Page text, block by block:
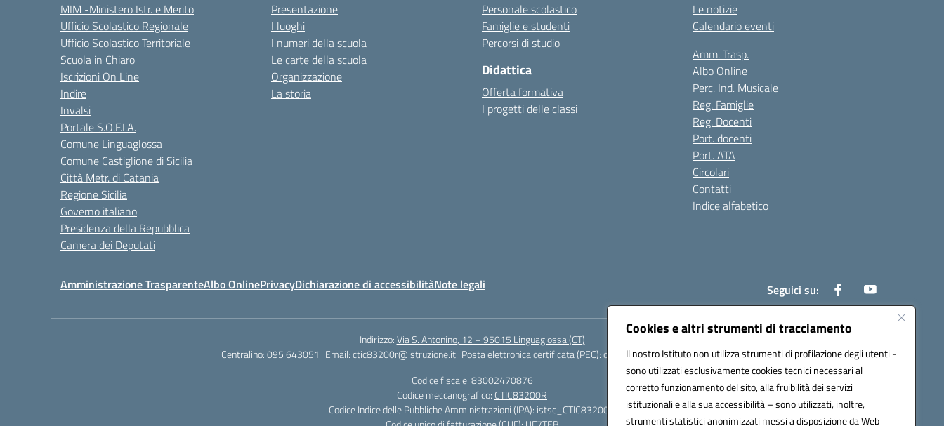
Cookies e altri strumenti di tracciamento
Il nostro Istituto non utilizza strumenti di profilazione degli utenti -
sono utilizzati esclusivamente cookies tecnici necessari al
corretto funzionamento del sito, alla fruibilità dei servizi
istituzionali e alla sua accessibilità – sono utilizzati, inoltre,
strumenti statistici anonimizzati messi a disposizione da Web
MIM -Ministero Istr. e Merito
Ufficio Scolastico Regionale
Ufficio Scolastico Territoriale
Scuola in Chiaro
Iscrizioni On Line
Indire
Invalsi
Portale S.O.F.I.A.
Comune Linguaglossa
Comune Castiglione di Sicilia
Città Metr. di Catania
Regione Sicilia
Governo italiano
Presidenza della Repubblica
Camera dei Deputati
Presentazione
I luoghi
I numeri della scuola
Le carte della scuola
Organizzazione
La storia
Personale scolastico
Famiglie e studenti
Percorsi di studio
Didattica
Offerta formativa
I progetti delle classi
Le notizie
Calendario eventi
Amm. Trasp.
Albo Online
Perc. Ind. Musicale
Reg. Famiglie
Reg. Docenti
Port. docenti
Port. ATA
Circolari
Contatti
Indice alfabetico
Amministrazione TrasparenteAlbo OnlinePrivacyDichiarazione di accessibilitàNote legali Seguici su:
Indirizzo:Via S. Antonino, 12 – 95015 Linguaglossa (CT)
Centralino:095 643051 Email:ctic83200r@istruzione.it Posta elettronica certificata (PEC):ctic83200r@pec.istruzione.it
Codice fiscale: 83002470876
Codice meccanografico: CTIC83200R
Codice Indice delle Pubbliche Amministrazioni (IPA): istsc_CTIC83200R